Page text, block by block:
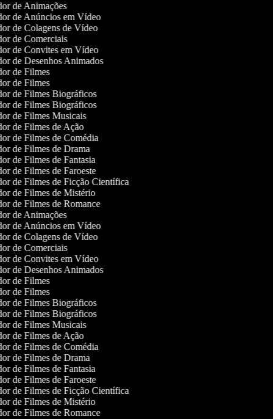
de Animações
de Anúncios em Vídeo
de Colagens de Vídeo
de Comerciais
de Convites em Vídeo
de Desenhos Animados
de Filmes
de Filmes
de Filmes Biográficos
de Filmes Biográficos
de Filmes Musicais
de Filmes de Ação
de Filmes de Comédia
de Filmes de Drama
de Filmes de Fantasia
de Filmes de Faroeste
de Filmes de Ficção Científica
de Filmes de Mistério
de Filmes de Romance
de Animações
de Anúncios em Vídeo
de Colagens de Vídeo
de Comerciais
de Convites em Vídeo
de Desenhos Animados
de Filmes
de Filmes
de Filmes Biográficos
de Filmes Biográficos
de Filmes Musicais
de Filmes de Ação
de Filmes de Comédia
de Filmes de Drama
de Filmes de Fantasia
de Filmes de Faroeste
de Filmes de Ficção Científica
de Filmes de Mistério
de Filmes de Romance